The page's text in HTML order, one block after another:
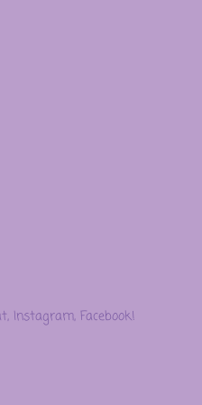
Instagram, Facebook!